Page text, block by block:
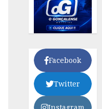
Facebook
Twitter